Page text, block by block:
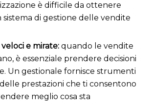
è difficile da ottenere
sistema di gestione delle vendite
veloci e mirate: quando le vendite
è essenziale prendere decisioni
Un gestionale fornisce strumenti
prestazioni che ti consentono
meglio cosa sta